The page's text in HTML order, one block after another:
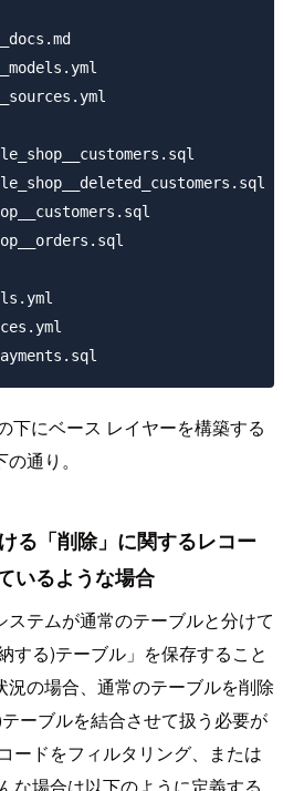
下にベース レイヤーを構築する
通り。
る「削除」に関するレコー
いるような場合
テムが通常のテーブルと分けて
する)テーブル」を保存すること
の場合、通常のテーブルを削除
ーブルを結合させて扱う必要が
ードをフィルタリング、または